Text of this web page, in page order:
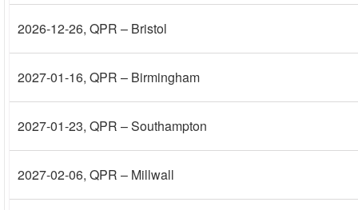
2026-12-26, QPR – Bristol
2027-01-16, QPR – Birmingham
2027-01-23, QPR – Southampton
2027-02-06, QPR – Millwall